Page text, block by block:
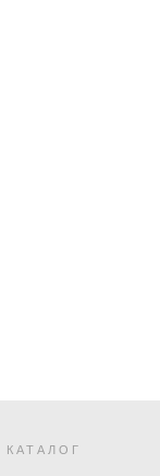
КАТАЛОГ